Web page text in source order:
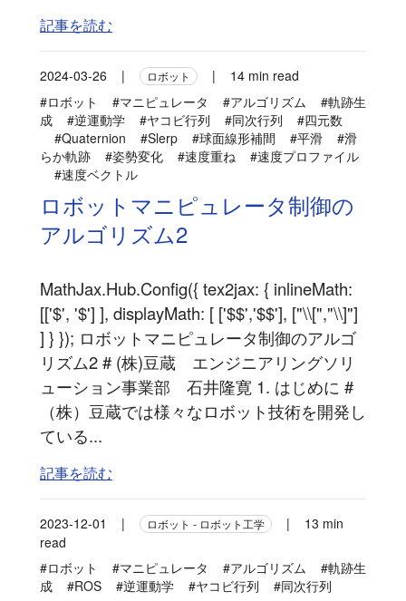
記事を読む
2024-03-26 | ロボット |
14 min read
#ロボット
#マニピュレータ #アルゴリズム
#軌跡生
成
#逆運動学 #ヤコビ行列 #同次行列
#四元数
#Quaternion
#Slerp #球面線形補間 #平滑
#滑
らか軌跡
#姿勢変化 #速度重ね
#速度プロファイル
#速度ベクトル
ロボットマニピュレータ制御の
アルゴリズム2
MathJax.Hub.Config({ tex2jax: { inlineMath:
[['$', '$'] ], displayMath: [ ['$$','$$'], ["\\[","\\]"]
] } }); ロボットマニピュレータ制御のアルゴ
リズム2 # (株)豆蔵 エンジニアリングソリ
ューション事業部 石井隆寛 1. はじめに #
（株）豆蔵では様々なロボット技術を開発し
ている...
記事を読む
2023-12-01 | ロボット - ロボット工学 |
13 min
read
#ロボット
#マニピュレータ #アルゴリズム
#軌跡生
成
#ROS #逆運動学 #ヤコビ行列 #同次行列